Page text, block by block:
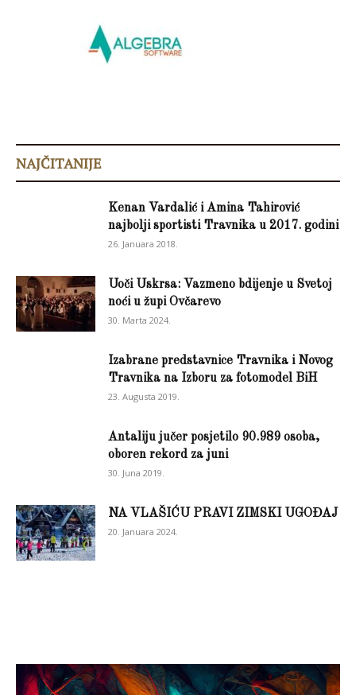
NAJČITANIJE
Kenan Vardalić i Amina Tahirović
najbolji sportisti Travnika u 2017. godini
26. Januara 2018.
Uoči Uskrsa: Vazmeno bdijenje u Svetoj
noći u župi Ovčarevo
30. Marta 2024.
Izabrane predstavnice Travnika i Novog
Travnika na Izboru za fotomodel BiH
23. Augusta 2019.
Antaliju jučer posjetilo 90.989 osoba,
oboren rekord za juni
30. Juna 2019.
NA VLAŠIĆU PRAVI ZIMSKI UGOĐAJ
20. Januara 2024.